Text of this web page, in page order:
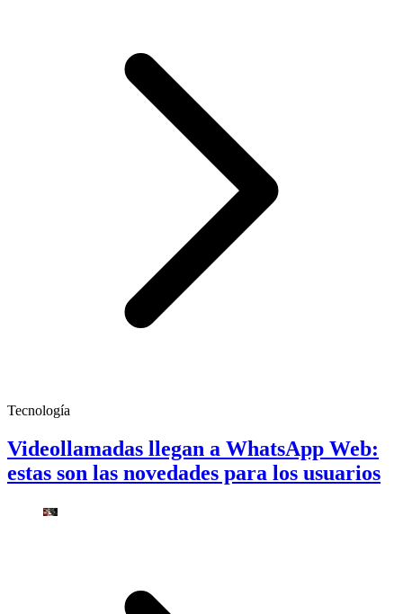
Tecnología
Videollamadas llegan a WhatsApp Web:
estas son las novedades para los usuarios